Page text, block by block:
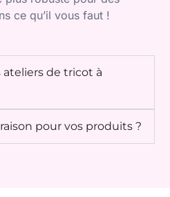
ce qu’il vous faut !
ateliers de tricot à
pour vos produits ?